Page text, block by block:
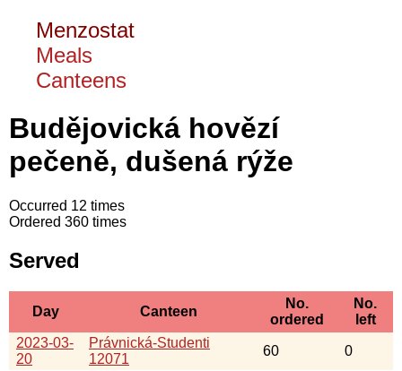
Menzostat
Meals
Canteens
Budějovická hovězí
pečeně, dušená rýže
Occurred 12 times
Ordered 360 times
Served
Day Canteen
No.
ordered
No.
left
2023-03-
20
Právnická-Studenti
12071
60
0